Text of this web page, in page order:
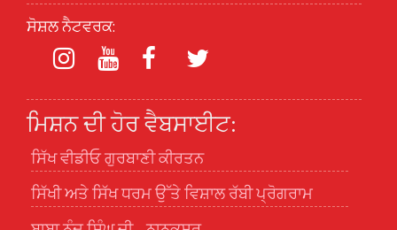
ਸੋਸ਼ਲ ਨੈਟਵਰਕ:
ਮਿਸ਼ਨ ਦੀ ਹੋਰ ਵੈਬਸਾਈਟ:
ਸਿੱਖ ਵੀਡੀਓ ਗੁਰਬਾਣੀ ਕੀਰਤਨ
ਸਿੱਖੀ ਅਤੇ ਸਿੱਖ ਧਰਮ ਉੱਤੇ ਵਿਸ਼ਾਲ ਰੱਬੀ ਪ੍ਰੋਗਰਾਮ